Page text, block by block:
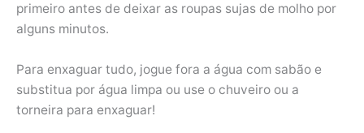
primeiro antes de deixar as roupas sujas de molho por
alguns minutos.
Para enxaguar tudo, jogue fora a água com sabão e
substitua por água limpa ou use o chuveiro ou a
torneira para enxaguar!